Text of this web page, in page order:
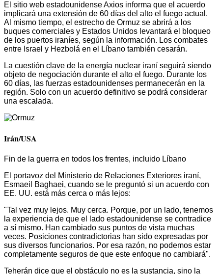
El sitio web estadounidense Axios informa que el acuerdo
implicará una extensión de 60 días del alto el fuego actual.
Al mismo tiempo, el estrecho de Ormuz se abrirá a los
buques comerciales y Estados Unidos levantará el bloqueo
de los puertos iraníes, según la información. Los combates
entre Israel y Hezbolá en el Líbano también cesarán.
La cuestión clave de la energía nuclear iraní seguirá siendo
objeto de negociación durante el alto el fuego. Durante los
60 días, las fuerzas estadounidenses permanecerán en la
región. Solo con un acuerdo definitivo se podrá considerar
una escalada.
Irán/USA
Fin de la guerra en todos los frentes, incluido Líbano
El portavoz del Ministerio de Relaciones Exteriores iraní,
Esmaeil Baghaei, cuando se le preguntó si un acuerdo con
EE. UU. está más cerca o más lejos:
"Tal vez muy lejos. Muy cerca. Porque, por un lado, tenemos
la experiencia de que el lado estadounidense se contradice
a sí mismo. Han cambiado sus puntos de vista muchas
veces. Posiciones contradictorias han sido expresadas por
sus diversos funcionarios. Por esa razón, no podemos estar
completamente seguros de que este enfoque no cambiará".
Teherán dice que el obstáculo no es la sustancia, sino la